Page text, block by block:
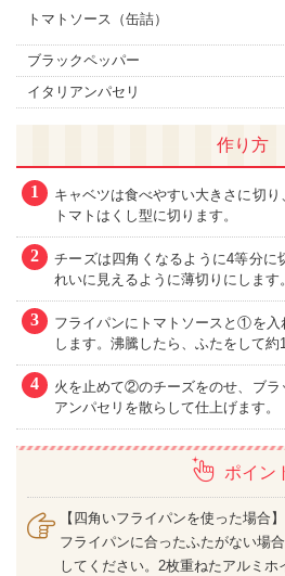
トマトソース（缶詰）
ブラックペッパー
イタリアンパセリ
作り方
1
キャベツは食べやすい大きさに切り
トマトはくし型に切ります。
2
チーズは四角くなるように4等分に
れいに見えるように薄切りにします。
3
フライパンにトマトソースと①を入
します。沸騰したら、ふたをして約
4
火を止めて②のチーズをのせ、ブラ
アンパセリを散らして仕上げます。
ポイン
【四角いフライパンを使った場合】
フライパンに合ったふたがない場
してください。2枚重ねたアルミホ